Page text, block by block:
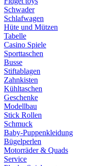
Schwader
Schlafwagen
Hüte und Mützen
Tabelle
Casino Spiele
Sporttaschen
Busse
Stiftablagen
Zahnkisten
Kühltaschen
Geschenke
Modellbau
Stick Rollen
Schmuck
Baby-Puppenkleidung
Bügelperlen
Motorräder & Quads
Service